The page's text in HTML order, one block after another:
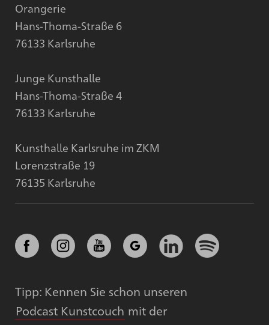
Orangerie
Hans-Thoma-Straße 6
76133 Karlsruhe
Junge Kunsthalle
Hans-Thoma-Straße 4
76133 Karlsruhe
Kunsthalle Karlsruhe im ZKM
Lorenzstraße 19
76135 Karlsruhe
Tipp: Kennen Sie schon unseren
Podcast Kunstcouch mit der